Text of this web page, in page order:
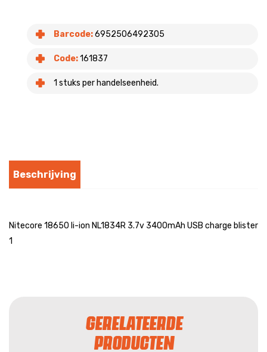
Barcode:6952506492305
Code:161837
1 stuks per handelseenheid.
Beschrijving
Nitecore 18650 li-ion NL1834R 3.7v 3400mAh USB charge blister
1
GERELATEERDE
PRODUCTEN